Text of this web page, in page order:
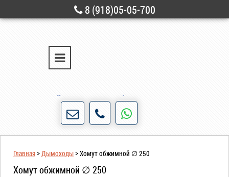
8 (918)05-05-700
г. Новороссийск ул. Свободы, д. 28
Порядочность и честность для нас не пустые
Главная>Дымоходы>Хомут обжимной ∅ 250
Хомут обжимной ∅ 250